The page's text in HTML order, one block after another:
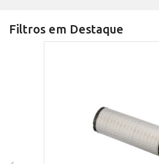
Filtros em Destaque